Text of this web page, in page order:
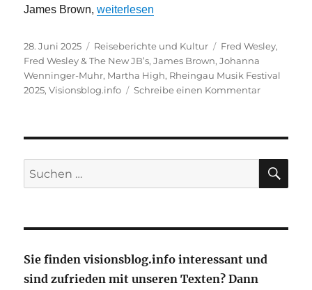
James Brown,„Funk, R´n´B und Soul – Fred Wesley &
weiterlesen
Veröffentlicht
am
28. Juni 2025 Kategorien
Reiseberichte und Kultur Schlagwörter
Fred Wesley,
Fred Wesley & The New JB’s,James Brown,Johanna
Wenninger-Muhr, Martha High, Rheingau Musik Festival
2025,Visionsblog.info Schreibe einen Kommentarzu
und
Soul
–
New
Suche
nach:
Sie finden visionsblog.info interessant und
sind zufrieden mit unseren Texten? Dann